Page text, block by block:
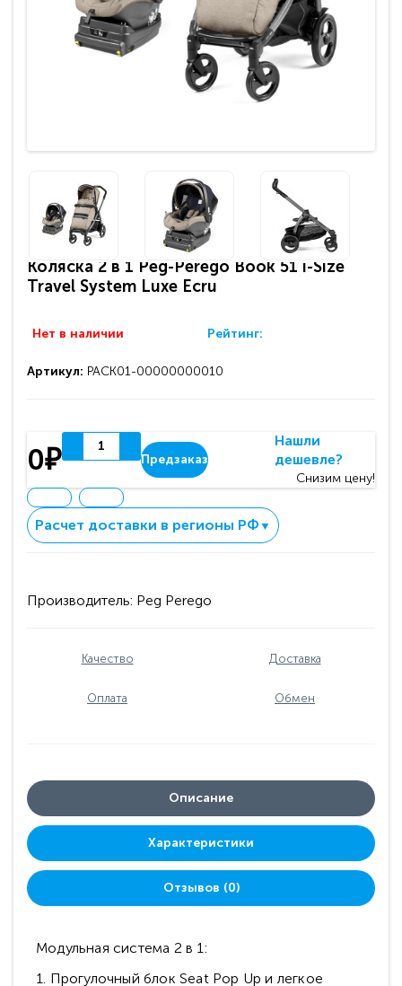
Коляска 2 в 1 Peg-Perego Book 51 i-Size
Travel System Luxe Ecru
Нет в наличии Рейтинг:
Артикул: PACK01-00000000010
0₽ Предзаказ
Нашли
дешевле?
Снизим цену!
Расчет доставки в регионы РФ ▼
Производитель: Peg Perego
Качество Доставка
Оплата Обмен
Описание
Характеристики
Отзывов (0)
Модульная система 2 в 1:
1. Прогулочный блок Seat Pop Up и легкое